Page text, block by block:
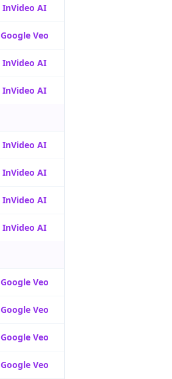
InVideo AI
Google Veo
InVideo AI
InVideo AI
InVideo AI
InVideo AI
InVideo AI
InVideo AI
Google Veo
Google Veo
Google Veo
Google Veo